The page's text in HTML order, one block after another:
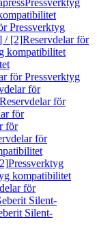
Pressverktyg
Pressverktyg
/ [2]Reservdelar för
kompatibilitet
för Pressverktyg
för
Reservdelar för
för
för
för
Pressverktyg
kompatibilitet
för
Silent-
Silent-